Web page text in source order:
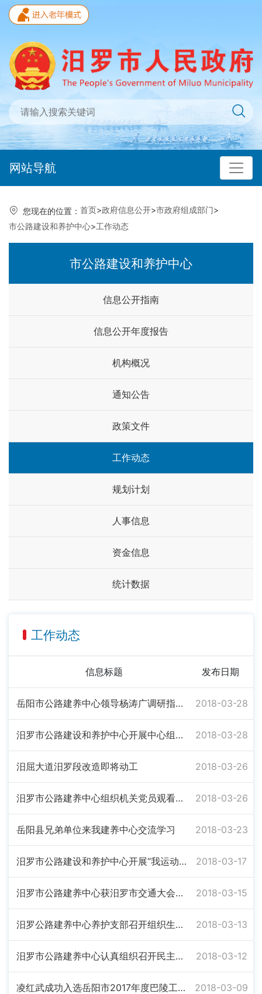
网站导航
您现在的位置： 首页>政府信息公开>市政府组成部门>
市公路建设和养护中心>工作动态
市公路建设和养护中心
信息公开指南
信息公开年度报告
机构概况
通知公告
政策文件
工作动态
规划计划
人事信息
资金信息
统计数据
工作动态
信息标题 发布日期
岳阳市公路建养中心领导杨涛广调研指导汨罗公路工作 2018-03-28
汨罗市公路建设和养护中心开展中心组学习及《厉害了,我的国》观后感专题交流讨论 2018-03-28
汨屈大道汨罗段改造即将动工 2018-03-26
汨罗市公路建养中心组织机关党员观看《厉害了，我的国》纪录片。 2018-03-26
岳阳县兄弟单位来我建养中心交流学习 2018-03-23
汨罗市公路建设和养护中心开展“我运动、我健康、我快乐”登山活动 2018-03-17
汨罗市公路建养中心获汨罗市交通大会战先进单位 2018-03-15
汨罗公路建养中心养护支部召开组织生活会 2018-03-13
汨罗市公路建养中心认真组织召开民主生活会 2018-03-12
凌红武成功入选岳阳市2017年度巴陵工匠选拔计划人选 2018-03-09